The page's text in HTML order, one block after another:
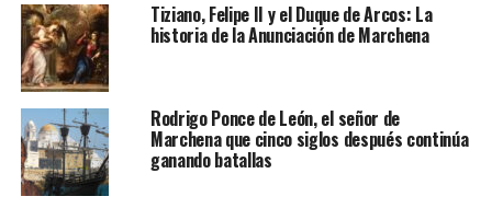
Tiziano, Felipe II y el Duque de Arcos: La
historia de la Anunciación de Marchena
Rodrigo Ponce de León, el señor de
Marchena que cinco siglos después continúa
ganando batallas